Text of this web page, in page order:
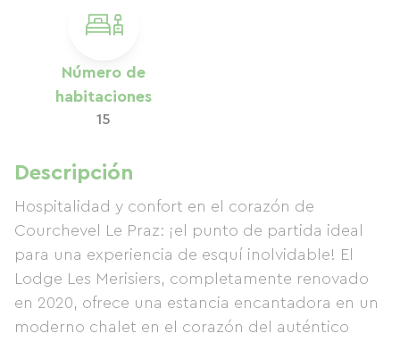
Número de
habitaciones
15
Descripción
Hospitalidad y confort en el corazón de
Courchevel Le Praz: ¡el punto de partida ideal
para una experiencia de esquí inolvidable! El
Lodge Les Merisiers, completamente renovado
en 2020, ofrece una estancia encantadora en un
moderno chalet en el corazón del auténtico